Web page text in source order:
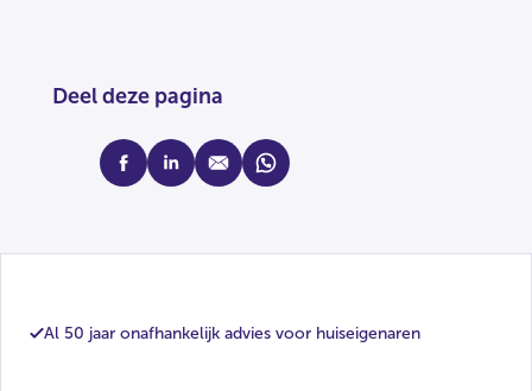
Deel deze pagina
facebooklinkedinmail whatsapp
Al 50 jaar onafhankelijk advies voor huiseigenaren